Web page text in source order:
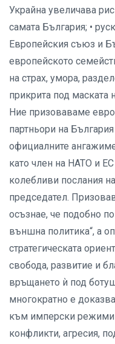
Украйна увеличава
самата България; •
Европейския съюз и
европейското
на страх, умора,
прикрита под маската
Ние призоваваме
партньори на
официалните
като член на НАТО и
колебливи послания
председател.
осъзнае, че подобно
външна политика“, а
стратегическата
свобода, развитие и
връщането ѝ под
многократно е
към имперски режими
конфликти, агресия,